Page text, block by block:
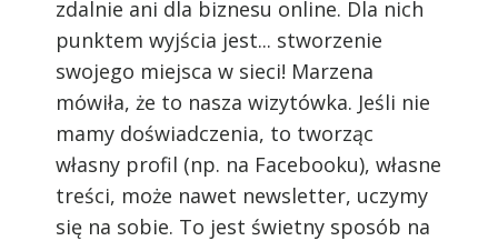
zdalnie ani dla biznesu online. Dla nich
punktem wyjścia jest... stworzenie
swojego miejsca w sieci! Marzena
mówiła, że to nasza wizytówka. Jeśli nie
mamy doświadczenia, to tworząc
własny profil (np. na Facebooku), własne
treści, może nawet newsletter, uczymy
się na sobie. To jest świetny sposób na